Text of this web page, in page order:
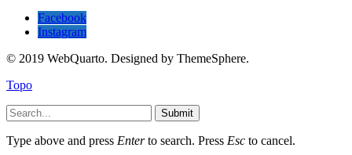
Facebook
Instagram
© 2019 WebQuarto. Designed by ThemeSphere.
Topo
Submit
Type above and press Enterto search. Press Esc to cancel.